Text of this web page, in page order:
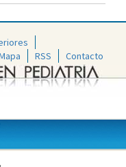
RSS Contacto